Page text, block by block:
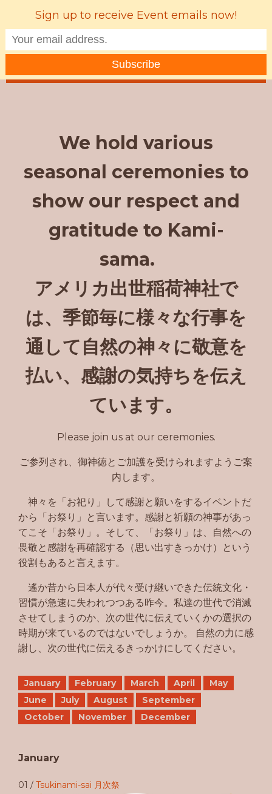
We hold various
seasonal ceremonies to
show our respect and
gratitude to Kami-
sama.
アメリカ出世稲荷神社で
は、季節毎に様々な行事を
通して自然の神々に敬意を
払い、感謝の気持ちを伝え
ています。
Please join us at our ceremonies.
ご参列され、御神徳とご加護を受けられますようご案
内します。
神々を「お祀り」して感謝と願いをするイベントだ
から「お祭り」と言います。感謝と祈願の神事があっ
てこそ「お祭り」。そして、「お祭り」は、自然への
畏敬と感謝を再確認する（思い出すきっかけ）という
役割もあると言えます。
遙か昔から日本人が代々受け継いできた伝統文化・
習慣が急速に失われつつある昨今。私達の世代で消滅
させてしまうのか、次の世代に伝えていくかの選択の
時期が来ているのではないでしょうか。 自然の力に感
謝し、次の世代に伝えるきっかけにしてください。
January February March April
May
June
July August
September
October
November December
January
01 / Tsukinami-sai 月次祭
Sign up to receive Event emails now!